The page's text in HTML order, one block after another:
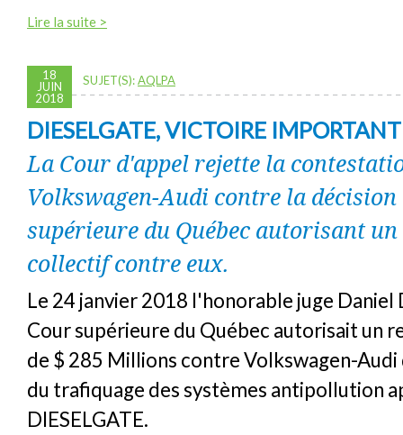
Lire la suite >
18
JUIN
2018
SUJET(S):AQLPA
DIESELGATE, VICTOIRE
La Cour d'appel rejette la
Volkswagen-Audi contre la décision
supérieure du Québec autorisant
collectif contre eux.
Le 24 janvier 2018 l'honorable juge Daniel
Cour supérieure du Québec autorisait un
de $ 285 Millions contre Volkswagen-
du trafiquage des systèmes antipollution
DIESELGATE.